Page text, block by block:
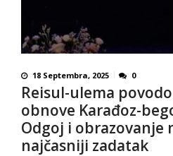
18 Septembra, 2025 0
Reisul-ulema
obnove Karađoz-
Odgoj i obrazovanje
najčasniji zadatak